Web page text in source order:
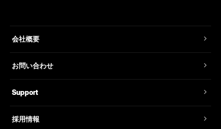
会社概要
お問い合わせ
Support
採用情報